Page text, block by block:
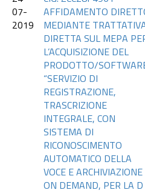
07-
2019
AFFIDAMENTO
MEDIANTE
DIRETTA SUL MEPA
L’ACQUISIZIONE DEL
PRODOTTO/
“SERVIZIO DI
REGISTRAZIONE,
TRASCRIZIONE
INTEGRALE, CON
SISTEMA DI
RICONOSCIMENTO
AUTOMATICO DELLA
VOCE E ARCHIVIAZIONE
ON DEMAND, PER LA D